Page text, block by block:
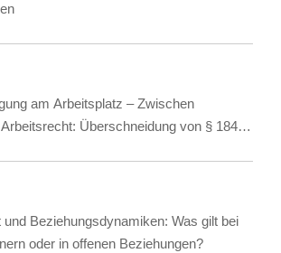
am Arbeitsplatz – Zwischen
Überschneidung von § 184i
Beziehungsdynamiken: Was gilt bei
oder in offenen Beziehungen?